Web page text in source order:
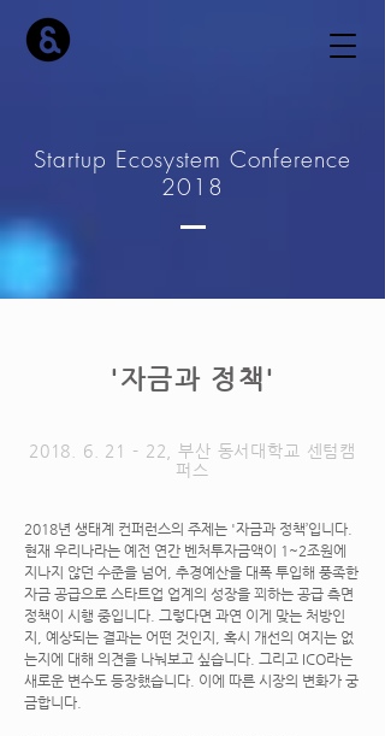
Startup Ecosystem Conference
2018
'자금과 정책'
2018. 6. 21
- 22, 부산 동서대학교 센텀캠
퍼스
2018년 생태계 컨퍼런스의 주제는 '자금과 정책’입니다.
현재 우리나라는 예전 연간 벤처투자금액이 1~2조원에
지나지 않던 수준을 넘어, 추경예산을 대폭 투입해 풍족한
자금 공급으로 스타트업 업계의 성장을 꾀하는 공급 측면
정책이 시행 중입니다. 그렇다면 과연 이게 맞는 처방인
지, 예상되는 결과는 어떤 것인지, 혹시 개선의 여지는 없
는지에 대해 의견을 나눠보고 싶습니다. 그리고 ICO라는
새로운 변수도 등장했습니다. 이에 따른 시장의 변화가 궁
금합니다.